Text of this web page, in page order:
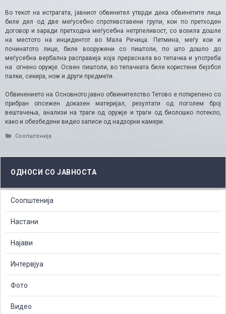
Во текот на истрагата, јавниот обвинител утврди дека обвинетите лица
биле дел од две меѓусебно спротивставени групи, кои по претходен
договор и заради претходна меѓусебна нетрпеливост, со возила дошле
на местото на инцидентот во Мала Речица. Петмина, меѓу кои и
починатото лице, биле вооружени со пиштоли, по што дошло до
меѓусебна вербална расправија која прераснала во тепачка и употреба
на огнено оружје. Освен пиштоли, во тепачката биле користени бејзбол
палки, секира, нож и други предмети.
Обвинението на Основното јавно обвинителство Тетово​ е поткрепено со
прибран опсежен доказен материјал, резултати од поголем број
вештачења, анализи на траги од оружје и траги од биолошко потекло,
како и обезбедени видео записи од надзорни камери.
Categories
Соопштенија
ОДНОСИ СО ЈАВНОСТА
Соопштенија
Настани
Најави
Интервјуа
Фото
Видео